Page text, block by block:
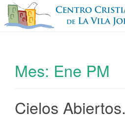
Mes: Ene PM
Cielos Abiertos.